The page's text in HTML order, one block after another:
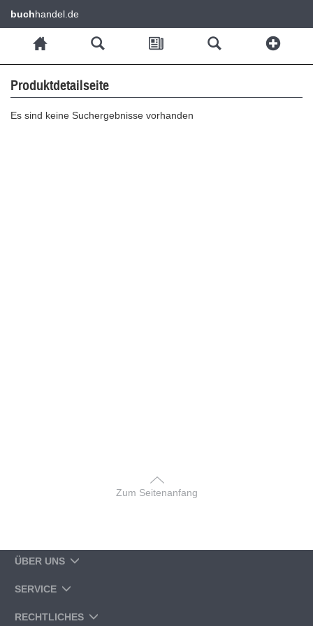
buchhandel.de
Produktdetailseite
Es sind keine Suchergebnisse vorhanden
Zum Seitenanfang
ÜBER UNS
SERVICE
RECHTLICHES